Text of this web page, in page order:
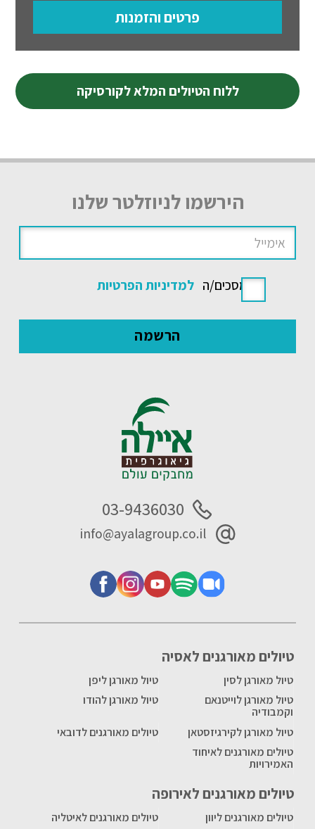
פרטים והזמנות
ללוח הטיולים המלא לקורסיקה
הירשמו לניוזלטר שלנו
אני מסכים/ה למדיניות הפרטיות
טיולים מאורגנים לאסיה
טיול מאורגן לסין
טיול מאורגן ליפן
טיול מאורגן לוייטנאם
וקמבודיה
טיול מאורגן להודו
טיול מאורגן לקירגיזסטאן
טיולים מאורגנים לדובאי
טיולים מאורגנים לאיחוד
האמירויות
טיולים מאורגנים לאירופה
טיולים מאורגנים ליוון
טיולים מאורגנים לאיטליה
03-9436030
info@ayalagroup.co.il